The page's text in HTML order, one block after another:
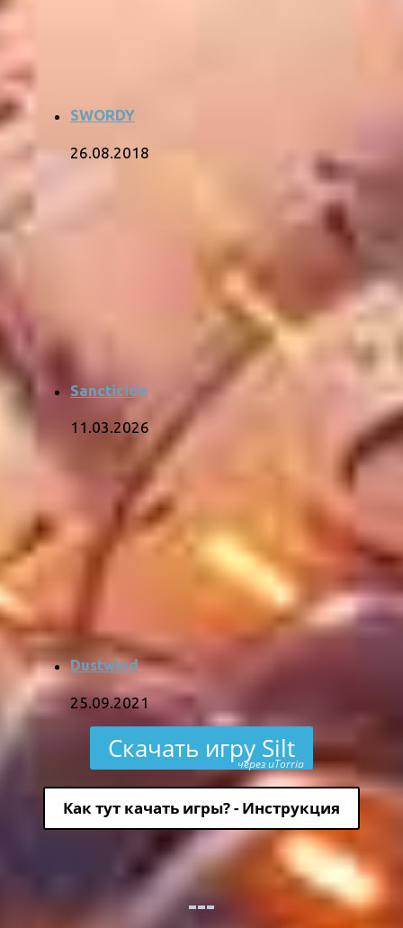
SWORDY
26.08.2018
Sancticide
11.03.2026
Dustwind
25.09.2021
Скачать игру Silt
через uTorria
Как тут качать игры? - Инструкция